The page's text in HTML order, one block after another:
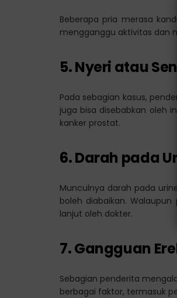
Beberapa pria merasa
mengganggu aktivitas dan
5. Nyeri atau
Pada sebagian kasus,
juga bisa disebabkan oleh
kanker prostat.
6. Darah pada
Munculnya darah pada
boleh diabaikan.
lanjut oleh dokter.
7. Gangguan
Sebagian penderita
berbagai faktor, termasuk